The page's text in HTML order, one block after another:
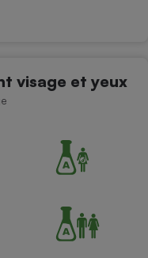
visage et yeux